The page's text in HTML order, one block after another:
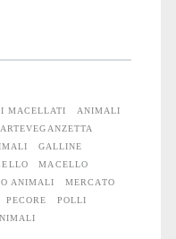
MACELLATI
ANIMALI
ARTEVEGANZETTA
GALLINE
MACELLO
ANIMALI
MERCATO
PECORE
POLLI